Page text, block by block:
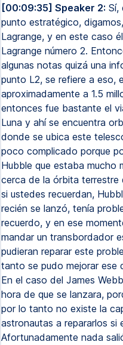
[00:09:35] Speaker 2: Sí,
punto estratégico,
Lagrange, y en este caso
Lagrange número 2.
algunas notas quizá una
punto L2, se refiere a eso,
aproximadamente a 1.5
entonces fue bastante el
Luna y ahí se encuentra
donde se ubica este
poco complicado porque
Hubble que estaba mucho
cerca de la órbita terrestre
si ustedes recuerdan,
recién se lanzó, tenía
recuerdo, y en ese
mandar un transbordador
pudieran reparar este
tanto se pudo mejorar ese
En el caso del James
hora de que se lanzara,
por lo tanto no existe la
astronautas a repararlos si
Afortunadamente nada